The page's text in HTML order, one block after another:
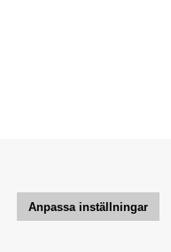
Anpassa inställningar